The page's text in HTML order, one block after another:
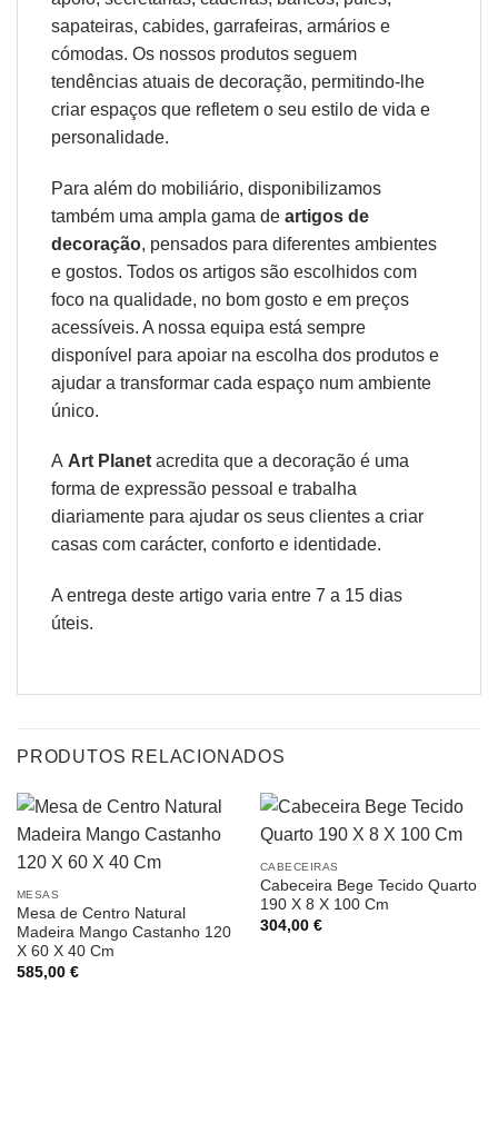
sapateiras, cabides, garrafeiras, armários e
cómodas. Os nossos produtos seguem
tendências atuais de decoração, permitindo-lhe
criar espaços que refletem o seu estilo de vida e
personalidade.
Para além do mobiliário, disponibilizamos
também uma ampla gama de artigos de
decoração, pensados para diferentes ambientes
e gostos. Todos os artigos são escolhidos com
foco na qualidade, no bom gosto e em preços
acessíveis. A nossa equipa está sempre
disponível para apoiar na escolha dos produtos e
ajudar a transformar cada espaço num ambiente
único.
A Art Planet acredita que a decoração é uma
forma de expressão pessoal e trabalha
diariamente para ajudar os seus clientes a criar
casas com carácter, conforto e identidade.
A entrega deste artigo varia entre 7 a 15 dias
úteis.
PRODUTOS RELACIONADOS
MESAS
Mesa de Centro Natural
Madeira Mango Castanho 120
X 60 X 40 Cm
585,00 €
CABECEIRAS
Cabeceira Bege Tecido Quarto
190 X 8 X 100 Cm
304,00 €